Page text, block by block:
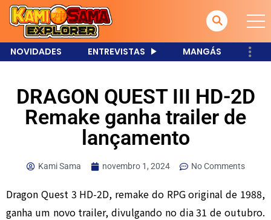
NOVIDADES ENTREVISTAS MANGÁS
DRAGON QUEST III HD-2D
Remake ganha trailer de
lançamento
Kami Sama novembro 1, 2024 No Comments
Dragon Quest 3 HD-2D, remake do RPG original de 1988,
ganha um novo trailer, divulgando no dia 31 de outubro.